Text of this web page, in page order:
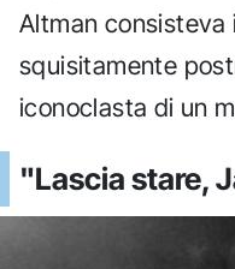
Altman consisteva
squisitamente
iconoclasta di un
"Lascia stare,